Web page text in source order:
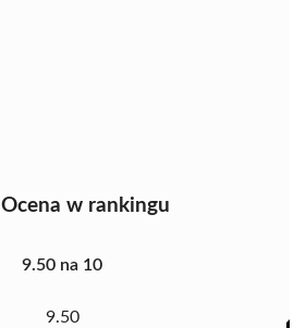
Ocena w rankingu
9.50 na 10
9.50